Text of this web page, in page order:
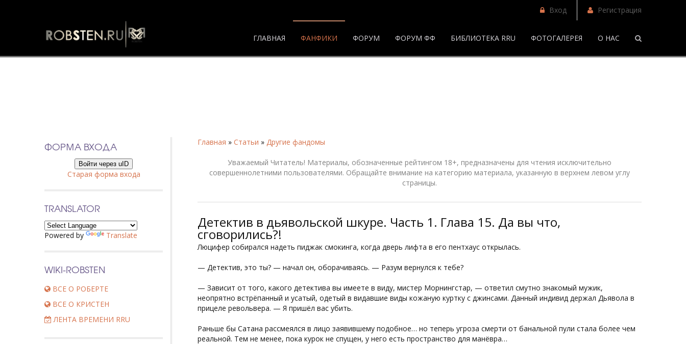
Вход Регистрация
ГЛАВНАЯ ФАНФИКИ ФОРУМ ФОРУМ ФФ БИБЛИОТЕКА RRU ФОТОГАЛЕРЕЯ О НАС
Главная » Статьи » Другие фандомы
Уважаемый Читатель! Материалы, обозначенные рейтингом 18+, предназначены для чтения исключительно
совершеннолетними пользователями. Обращайте внимание на категорию материала, указанную в верхнем левом углу
страницы.
Детектив в дьявольской шкуре. Часть 1. Глава 15. Да вы что,
сговорились?!
Люцифер собирался надеть пиджак смокинга, когда дверь лифта в его пентхаус открылась.
— Детектив, это ты? — начал он, оборачиваясь. — Разум вернулся к тебе?
— Зависит от того, какого детектива вы имеете в виду, мистер Морнингстар, — ответил смутно знакомый мужик,
неопрятно встрёпанный и усатый, одетый в видавшие виды кожаную куртку с джинсами. Данный индивид держал Дьявола в
прицеле револьвера. — Я пришёл вас убить.
Раньше бы Сатана рассмеялся в лицо заявившему подобное… но теперь угроза смерти от банальной пули стала более чем
реальной. Тем не менее, пока курок не спущен, у него есть пространство для манёвра…
ФОРМА ВХОДА
Войти через uID
Старая форма входа
TRANSLATOR
Powered by Translate
WIKI-ROBSTEN
ВСЕ О РОБЕРТЕ
ВСЕ О КРИСТЕН
ЛЕНТА ВРЕМЕНИ RRU